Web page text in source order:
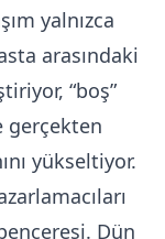
yalnızca
arasındaki
“boş”
gerçekten
yükseltiyor.
Dün